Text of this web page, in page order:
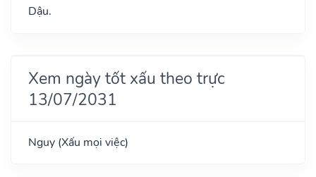
Dậu.
Xem ngày tốt xấu theo trực
13/07/2031
Nguy (Xấu mọi việc)